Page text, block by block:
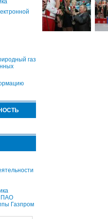
газ
ПАО
Газпром